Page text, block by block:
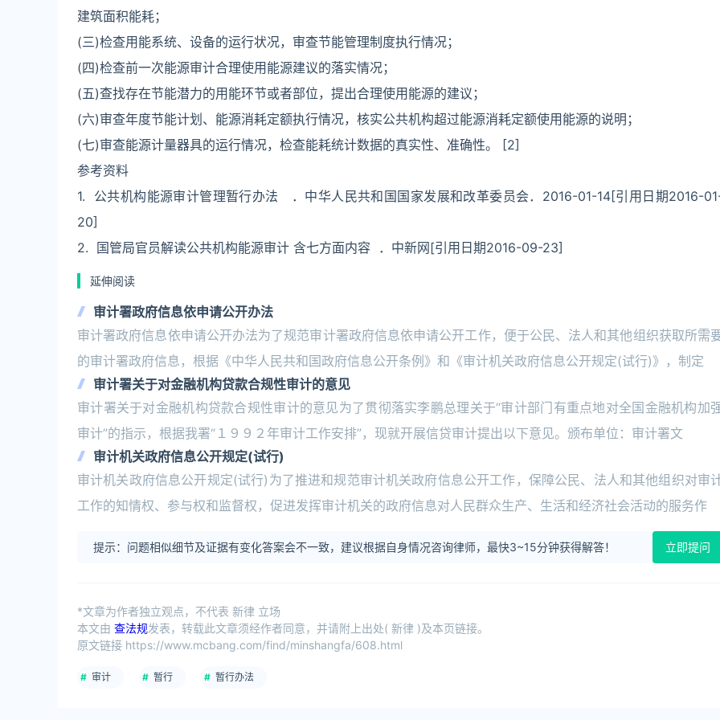
建筑面积能耗；
(三)检查用能系统、设备的运行状况，审查节能管理制度执行情况；
(四)检查前一次能源审计合理使用能源建议的落实情况；
(五)查找存在节能潜力的用能环节或者部位，提出合理使用能源的建议；
(六)审查年度节能计划、能源消耗定额执行情况，核实公共机构超过能源消耗定额使用能源的说明；
(七)审查能源计量器具的运行情况，检查能耗统计数据的真实性、准确性。 [2]
参考资料
1. 公共机构能源审计管理暂行办法 ．中华人民共和国国家发展和改革委员会．2016-01-14[引用日期2016-
20]
2. 国管局官员解读公共机构能源审计 含七方面内容 ．中新网[引用日期2016-09-23]
延伸阅读
审计署政府信息依申请公开办法
审计署政府信息依申请公开办法为了规范审计署政府信息依申请公开工作，便于公民、法人和其他组织获取所需
的审计署政府信息，根据《中华人民共和国政府信息公开条例》和《审计机关政府信息公开规定(试行)》，制定
审计署关于对金融机构贷款合规性审计的意见
审计署关于对金融机构贷款合规性审计的意见为了贯彻落实李鹏总理关于“审计部门有重点地对全国金融机构加
审计”的指示，根据我署“１９９２年审计工作安排”，现就开展信贷审计提出以下意见。颁布单位：审计署文
审计机关政府信息公开规定(试行)
审计机关政府信息公开规定(试行)为了推进和规范审计机关政府信息公开工作，保障公民、法人和其他组织对审
工作的知情权、参与权和监督权，促进发挥审计机关的政府信息对人民群众生产、生活和经济社会活动的服务作
提示：问题相似细节及证据有变化答案会不一致，建议根据自身情况咨询律师，最快3~15分钟获得解答！ 立即提问
*文章为作者独立观点，不代表 新律 立场
本文由 查法规发表，转载此文章须经作者同意，并请附上出处( 新律 )及本页链接。
原文链接 https://www.mcbang.com/find/minshangfa/608.html
审计 暂行 暂行办法